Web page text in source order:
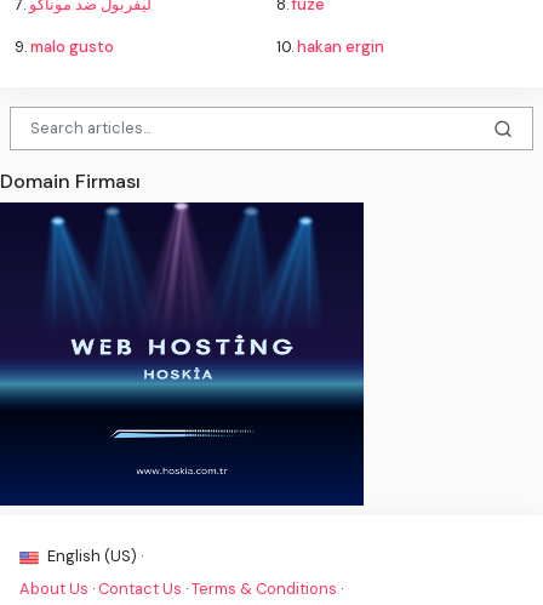
9.malo gusto 10.hakan ergin
Domain Firması
English (US) ·
About Us · Contact Us ·Terms & Conditions ·